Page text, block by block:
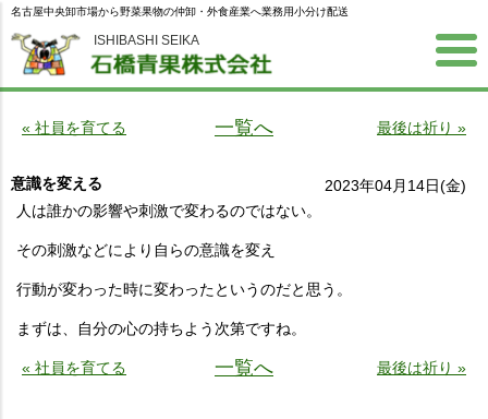
ISHIBASHI SEIKA
名古屋中央卸市場から野菜果物の仲卸・外食産業へ業務用小分け配送
« 社員を育てる 一覧へ 最後は祈り »
意識を変える
2023年04月14日(金)
人は誰かの影響や刺激で変わるのではない。
その刺激などにより自らの意識を変え
行動が変わった時に変わったというのだと思う。
まずは、自分の心の持ちよう次第ですね。
« 社員を育てる 一覧へ 最後は祈り »